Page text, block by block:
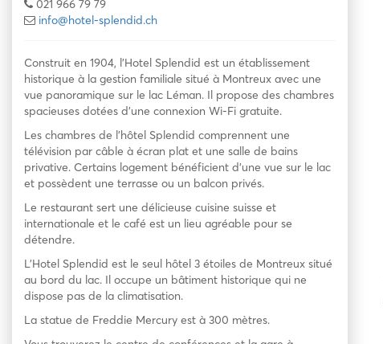
021 966 79 79
info@hotel-splendid.ch
Construit en 1904, l’Hotel Splendid est un établissement
historique à la gestion familiale situé à Montreux avec une
vue panoramique sur le lac Léman. Il propose des chambres
spacieuses dotées d’une connexion Wi-Fi gratuite.
Les chambres de l’hôtel Splendid comprennent une
télévision par câble à écran plat et une salle de bains
privative. Certains logement bénéficient d’une vue sur le lac
et possèdent une terrasse ou un balcon privés.
Le restaurant sert une délicieuse cuisine suisse et
internationale et le café est un lieu agréable pour se
détendre.
L’Hotel Splendid est le seul hôtel 3 étoiles de Montreux situé
au bord du lac. Il occupe un bâtiment historique qui ne
dispose pas de la climatisation.
La statue de Freddie Mercury est à 300 mètres.